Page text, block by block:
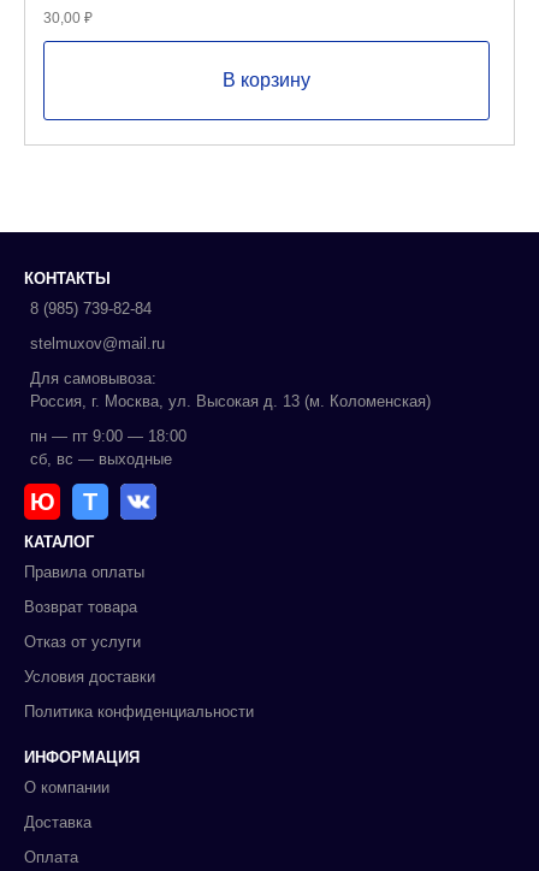
30,00 ₽
В корзину
КОНТАКТЫ
8 (985) 739-82-84
stelmuxov@mail.ru
Для самовывоза:
Россия, г. Москва, ул. Высокая д. 13 (м. Коломенская)
пн — пт 9:00 — 18:00
сб, вс — выходные
Ю Т
КАТАЛОГ
Правила оплаты
Возврат товара
Отказ от услуги
Условия доставки
Политика конфиденциальности
ИНФОРМАЦИЯ
О компании
Доставка
Оплата